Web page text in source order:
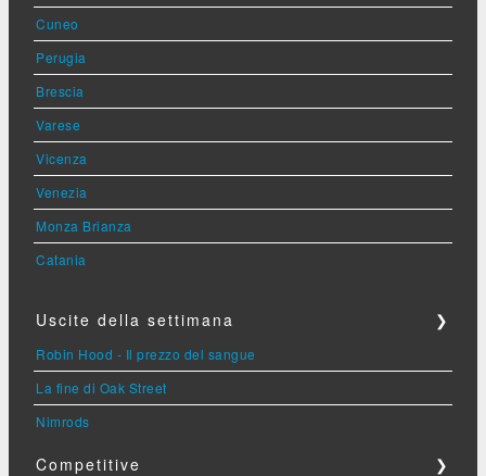
Cuneo
Perugia
Brescia
Varese
Vicenza
Venezia
Monza Brianza
Catania
Uscite della settimana ❯
Robin Hood - Il prezzo del sangue
La fine di Oak Street
Nimrods
Competitive ❯